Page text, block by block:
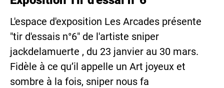
L'espace d'exposition Les Arcades présente
"tir d'essais n°6" de l'artiste sniper
jackdelamuerte , du 23 janvier au 30 mars.
Fidèle à ce qu’il appelle un Art joyeux et
sombre à la fois, sniper nous fa